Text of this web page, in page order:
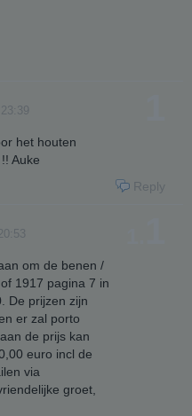
het houten
Auke
Reply
om de benen /
1917 pagina 7 in
De prijzen zijn
er zal porto
de prijs kan
euro incl de
via
groet,